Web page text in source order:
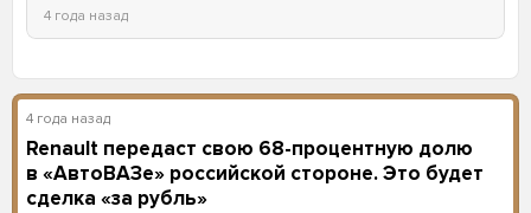
4 года назад
4 года назад
Renault передаст свою 68-процентную долю
в «АвтоВАЗе» российской стороне. Это будет
сделка «за рубль»